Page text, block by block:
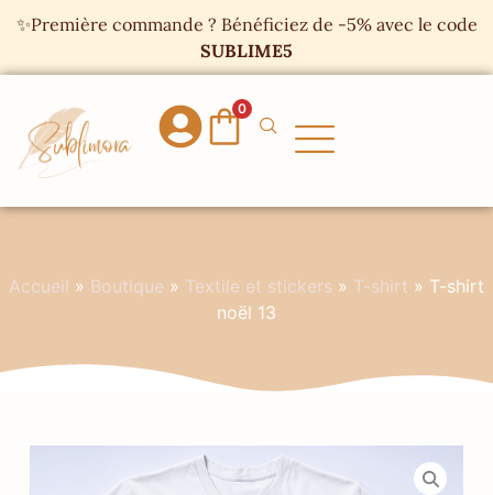
✨Première commande ? Bénéficiez de -5% avec le code
SUBLIME5
0
Accueil » Boutique » Textile et stickers » T-shirt » T-shirt
noël 13
Panneau de gestion des cookies